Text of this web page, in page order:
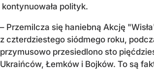
kontynuowała polityk.
– Przemilcza się haniebną Akcję
z czterdziestego siódmego roku,
przymusowo przesiedlono sto
Ukraińców, Łemków i Bojków. To są